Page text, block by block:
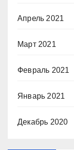
Апрель 2021
Март 2021
Февраль 2021
Январь 2021
Декабрь 2020